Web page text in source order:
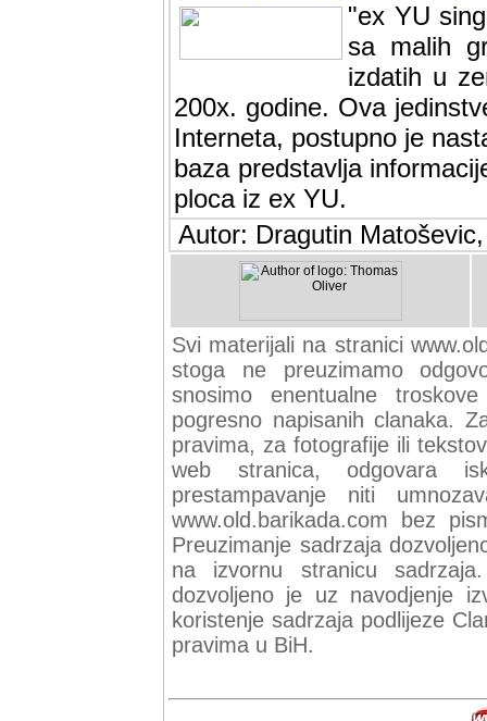
"ex YU
sa malih
izdatih u
200x. godine. Ova
Interneta, postupno je
baza predstavlja
ploca iz ex YU.
Autor: Dragutin
Svi materijali na stranici
stoga ne preuzimamo
snosimo enentualne
pogresno napisanih clanaka.
pravima, za fotografije ili
web stranica, odgovara
prestampavanje niti
www.old.barikada.com bez
Preuzimanje sadrzaja
na izvornu stranicu
dozvoljeno je uz navodjenje
koristenje sadrzaja podlijeze
pravima u BiH.